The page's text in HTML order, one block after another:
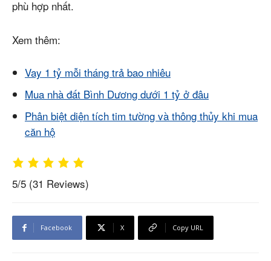
phù hợp nhất.
Xem thêm:
Vay 1 tỷ mỗi tháng trả bao nhiêu
Mua nhà đất Bình Dương dưới 1 tỷ ở đâu
Phân biệt diện tích tim tường và thông thủy khi mua
căn hộ
5/5 (31 Reviews)
Facebook X Copy URL